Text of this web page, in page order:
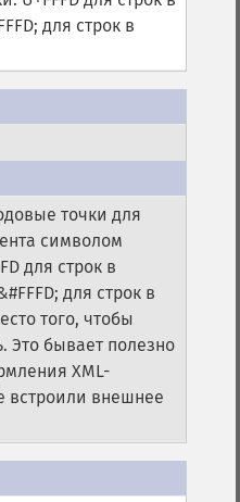
для строк в
точки для
символом
для строк в
для строк в
того, чтобы
Это бывает полезно
XML-
встроили внешнее